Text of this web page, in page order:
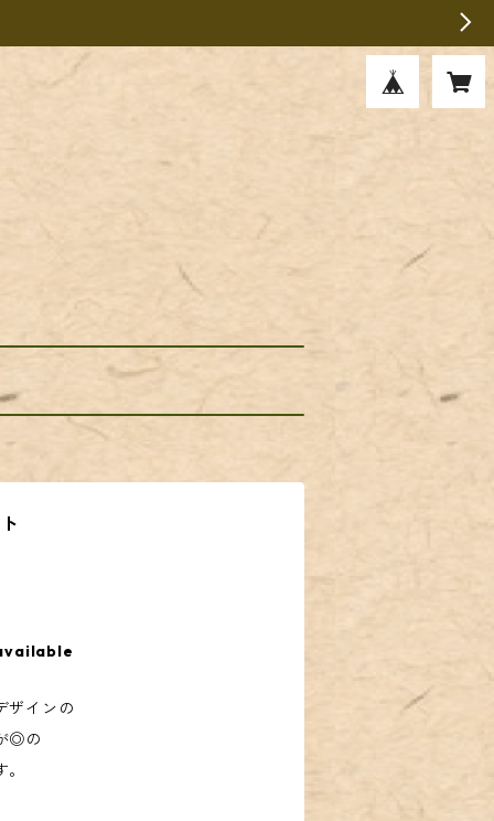
ザインの
◎の